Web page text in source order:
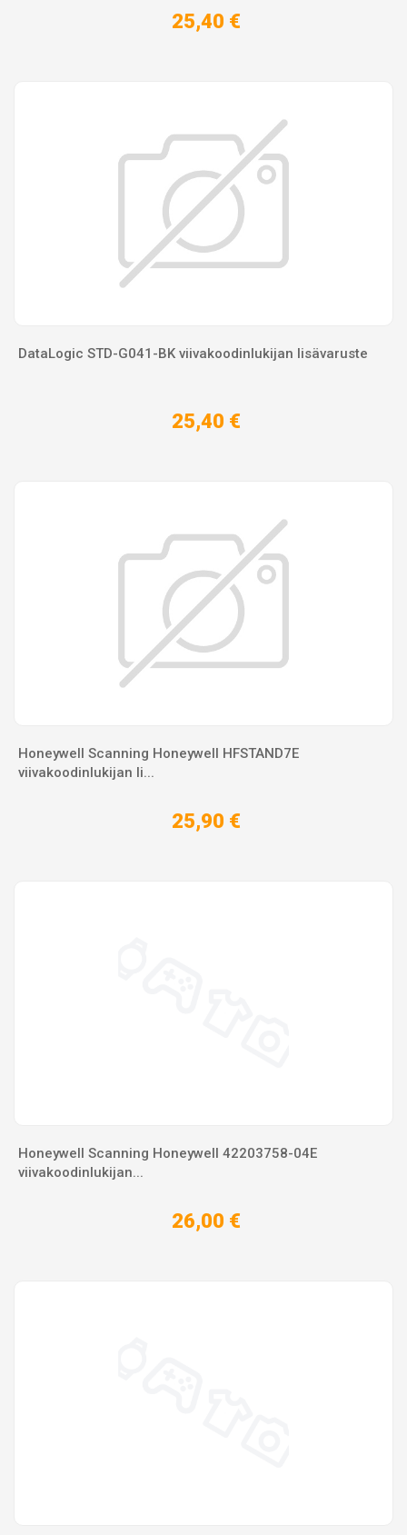
25,40 €
DataLogic STD-G041-BK viivakoodinlukijan lisävaruste
25,40 €
Honeywell Scanning Honeywell HFSTAND7E
viivakoodinlukijan li...
25,90 €
Honeywell Scanning Honeywell 42203758-04E
viivakoodinlukijan...
26,00 €